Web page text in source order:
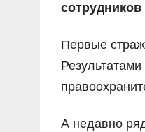
Первые
А недавно